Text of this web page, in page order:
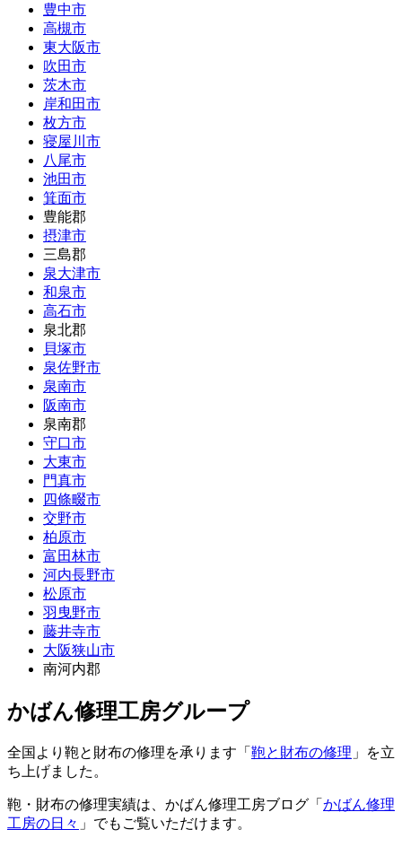
豊中市
高槻市
東大阪市
吹田市
茨木市
岸和田市
枚方市
寝屋川市
八尾市
池田市
箕面市
豊能郡
摂津市
三島郡
泉大津市
和泉市
高石市
泉北郡
貝塚市
泉佐野市
泉南市
阪南市
泉南郡
守口市
大東市
門真市
四條畷市
交野市
柏原市
富田林市
河内長野市
松原市
羽曳野市
藤井寺市
大阪狭山市
南河内郡
かばん修理工房グループ
全国より鞄と財布の修理を承ります「 鞄と財布の修理 」を立
ち上げました。
鞄・財布の修理実績は、かばん修理工房ブログ「 かばん修理
工房の日々 」でもご覧いただけます。